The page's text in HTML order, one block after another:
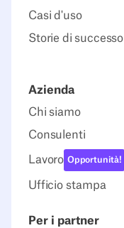
Casi d'uso
Storie di successo
Azienda
Chi siamo
Consulenti
Lavoro Opportunità!
Ufficio stampa
Per i partner